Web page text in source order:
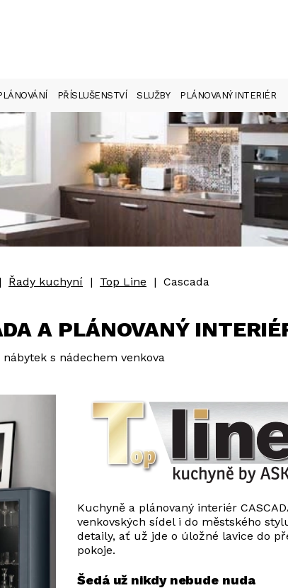
PŘÍSLUŠENSTVÍ SLUŽBY PLÁNOVANÝ INTERIÉR
| Řady kuchyní | Top Line | Cascada
A PLÁNOVANÝ
s nádechem venkova
Kuchyně a plánovaný interiér
venkovských sídel i do městského
detaily, ať už jde o úložné lavice do
pokoje.
Šedá už nikdy nebude nuda